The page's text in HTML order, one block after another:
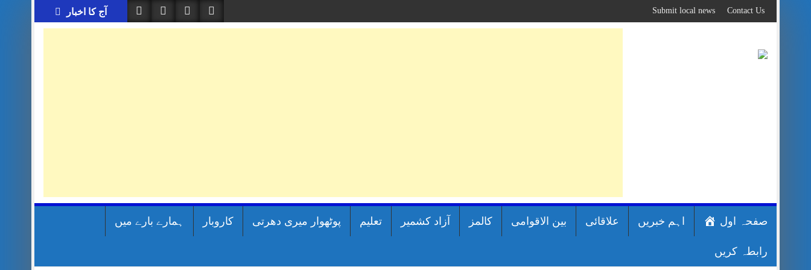
to
content
آج کا اخبار Contact Us
Submit local news
صفحہ اول اہم خبریں علاقائی بین الاقوامی کالمز آزاد کشمیر تعلیم پوٹھوار میری دھرتی کاروبار ہمارے بارے میں
رابطہ کریں